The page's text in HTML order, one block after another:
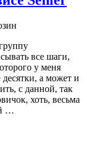
все шаги,
у меня
а может и
с данной, так
хоть, весьма
…